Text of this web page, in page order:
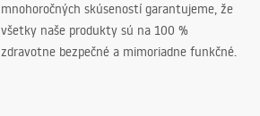
mnohoročných skúseností garantujeme, že
všetky naše produkty sú na 100 %
zdravotne bezpečné a mimoriadne funkčné.